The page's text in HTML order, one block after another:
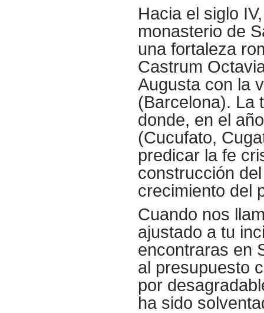
Hacia el siglo
monasterio de
una fortaleza
Castrum
Augusta con la
(Barcelona). La
donde, en el
(Cucufato,
predicar la fe
construcción
crecimiento del
Cuando nos
ajustado a tu
encontraras en
al presupuesto
por
ha sido